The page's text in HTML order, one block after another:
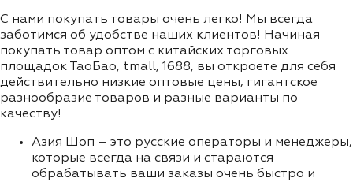
С нами покупать товары очень легко! Мы всегда
заботимся об удобстве наших клиентов! Начиная
покупать товар оптом с китайских торговых
площадок ТаоБао, tmall, 1688, вы откроете для себя
действительно низкие оптовые цены, гигантское
разнообразие товаров и разные варианты по
качеству!
Азия Шоп – это русские операторы и менеджеры,
которые всегда на связи и стараются
обрабатывать ваши заказы очень быстро и